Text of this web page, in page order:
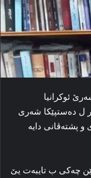
ئوکرانیا
ل دەستپێکا شەری
و پشتەڤانی دایە
چەکی ب تایبەت یێ